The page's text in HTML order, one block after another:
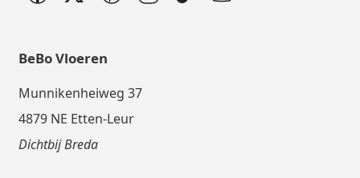
BeBo Vloeren
Munnikenheiweg 37
4879 NE Etten-Leur
Dichtbij Breda